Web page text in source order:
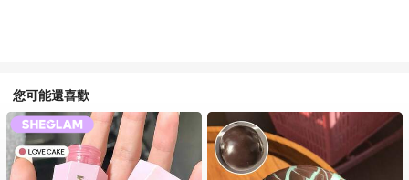
您可能還喜歡